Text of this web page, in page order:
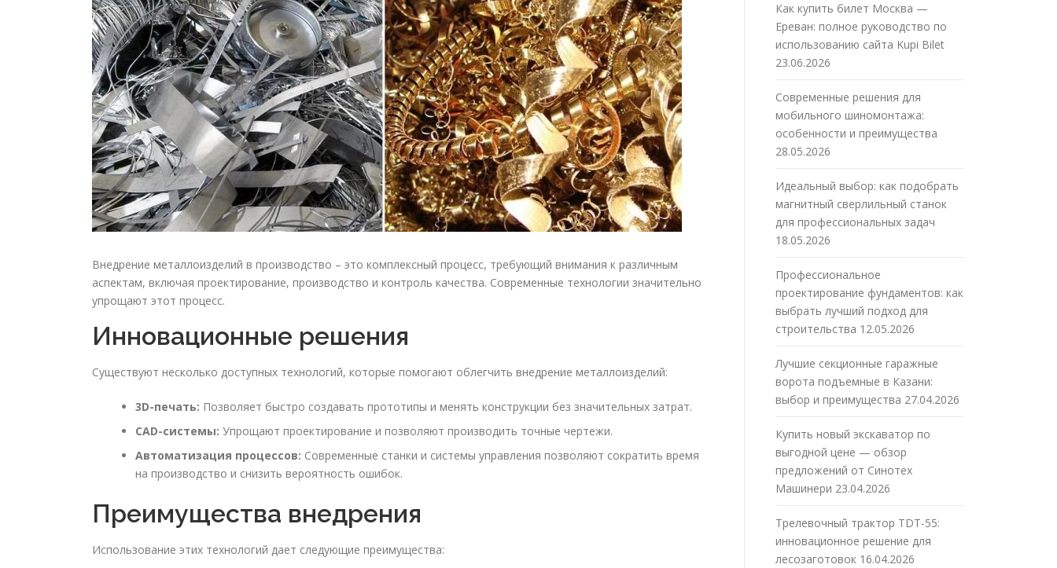
Внедрение металлоизделий в производство – это комплексный процесс, требующий внимания к различным
аспектам, включая проектирование, производство и контроль качества. Современные технологии значительно
упрощают этот процесс.
Инновационные решения
Существуют несколько доступных технологий, которые помогают облегчить внедрение металлоизделий:
3D-печать: Позволяет быстро создавать прототипы и менять конструкции без значительных затрат.
CAD-системы: Упрощают проектирование и позволяют производить точные чертежи.
Автоматизация процессов: Современные станки и системы управления позволяют сократить время
на производство и снизить вероятность ошибок.
Преимущества внедрения
Использование этих технологий дает следующие преимущества:
Как купить билет Москва —
Ереван: полное руководство по
использованию сайта Kupi Bilet
23.06.2026
Современные решения для
мобильного шиномонтажа:
особенности и преимущества
28.05.2026
Идеальный выбор: как подобрать
магнитный сверлильный станок
для профессиональных задач
18.05.2026
Профессиональное
проектирование фундаментов: как
выбрать лучший подход для
строительства 12.05.2026
Лучшие секционные гаражные
ворота подъемные в Казани:
выбор и преимущества 27.04.2026
Купить новый экскаватор по
выгодной цене — обзор
предложений от Синотех
Машинери 23.04.2026
Трелевочный трактор TDT-55:
инновационное решение для
лесозаготовок 16.04.2026